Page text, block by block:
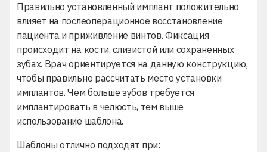
Правильно установленный имплант положительно
влияет на послеоперационное восстановление
пациента и приживление винтов. Фиксация
происходит на кости, слизистой или сохраненных
зубах. Врач ориентируется на данную конструкцию,
чтобы правильно рассчитать место установки
имплантов. Чем больше зубов требуется
имплантировать в челюсть, тем выше
использование шаблона.
Шаблоны отлично подходят при: